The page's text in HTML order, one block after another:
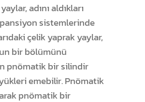
adını aldıkları
sistemlerinde
çelik yaprak yaylar,
bir bölümünü
pnömatik bir silindir
emebilir. Pnömatik
pnömatik bir